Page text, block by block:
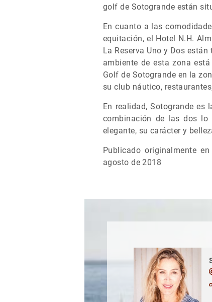
golf de Sotogrande están
En cuanto a las
equitación, el Hotel N.H.
La Reserva Uno y Dos
ambiente de esta zona
Golf de Sotogrande en la
su club náutico,
En realidad, Sotogrande es
combinación de las dos lo
elegante, su carácter y
Publicado originalmente
agosto de 2018